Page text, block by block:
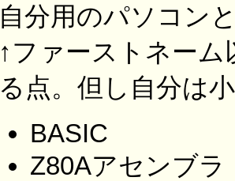
自分用のパソコン
↑ファーストネー
る点。但し自分は
BASIC
Z80Aアセンブラ